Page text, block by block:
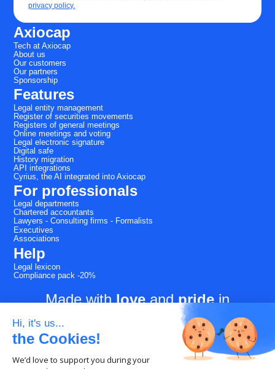
Hi, it's us...
the Cookies!
We’d love to support you during your
Made withloveandpridein
privacy policy.
Axiocap
Tech at Axiocap
About us
Our customers
Our partners
Sponsorship
Features
Legal entity management
Register of securities movements
Registers of general meetings
Online meetings and voting
Legal electronic signature
Digital safe
History migration
API integrations
Cyrius, the AI integrated into Axiocap
For professionals
Legal departments
Chartered accountants
Lawyers - Consulting firms - Formalists
Executives
Associations
Help
Legal lexicon
Compliance pack -20%